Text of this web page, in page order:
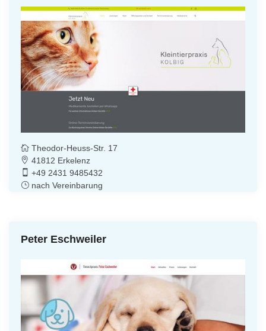
Theodor-Heuss-Str. 17
41812 Erkelenz
+49 2431 9485432
nach Vereinbarung
Peter Eschweiler